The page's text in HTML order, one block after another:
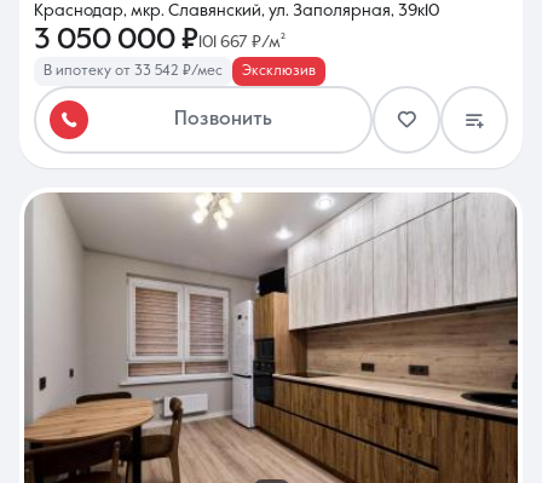
Краснодар, мкр. Славянский, ул. Заполярная, 39к10
3 050 000 ₽101 667 ₽/м²
В ипотеку от 33 542 ₽/мес Эксклюзив
Позвонить